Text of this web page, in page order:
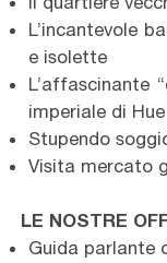
L’incantevole
e isolette
L’affascinante
imperiale di Hue
Stupendo
Visita mercato
LE NOSTRE
Guida parlante